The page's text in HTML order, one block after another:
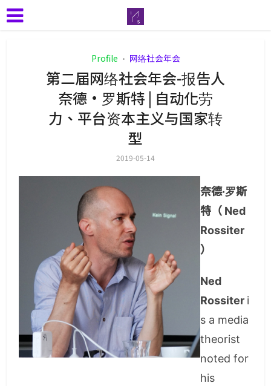
Profile • 网络社会年会
第二届网络社会年会-报告人
奈德·罗斯特 | 自动化劳
力、平台资本主义与国家转
型
2019-05-14
奈德·罗斯
特（ Ned
Rossiter
）
Ned
Rossiter i
s a media
theorist
noted for
his